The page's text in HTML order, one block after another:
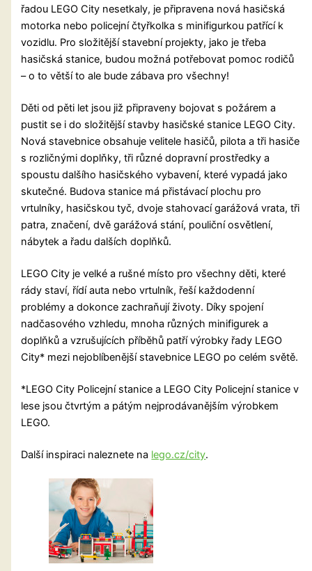
řadou LEGO City nesetkaly, je připravena nová hasičská
motorka nebo policejní čtyřkolka s minifigurkou patřící k
vozidlu. Pro složitější stavební projekty, jako je třeba
hasičská stanice, budou možná potřebovat pomoc rodičů
– o to větší to ale bude zábava pro všechny!
Děti od pěti let jsou již připraveny bojovat s požárem a
pustit se i do složitější stavby hasičské stanice LEGO City.
Nová stavebnice obsahuje velitele hasičů, pilota a tři hasiče
s rozličnými doplňky, tři různé dopravní prostředky a
spoustu dalšího hasičského vybavení, které vypadá jako
skutečné. Budova stanice má přistávací plochu pro
vrtulníky, hasičskou tyč, dvoje stahovací garážová vrata, tři
patra, značení, dvě garážová stání, pouliční osvětlení,
nábytek a řadu dalších doplňků.
LEGO City je velké a rušné místo pro všechny děti, které
rády staví, řídí auta nebo vrtulník, řeší každodenní
problémy a dokonce zachraňují životy. Díky spojení
nadčasového vzhledu, mnoha různých minifigurek a
doplňků a vzrušujících příběhů patří výrobky řady LEGO
City* mezi nejoblíbenější stavebnice LEGO po celém světě.
*LEGO City Policejní stanice a LEGO City Policejní stanice v
lese jsou čtvrtým a pátým nejprodávanějším výrobkem
LEGO.
Další inspiraci naleznete na lego.cz/city.